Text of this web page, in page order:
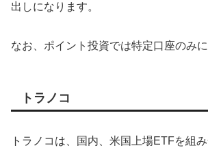
出しになります。
なお、ポイント投資では特定口座のみに
トラノコ
トラノコは、国内、米国上場ETFを組